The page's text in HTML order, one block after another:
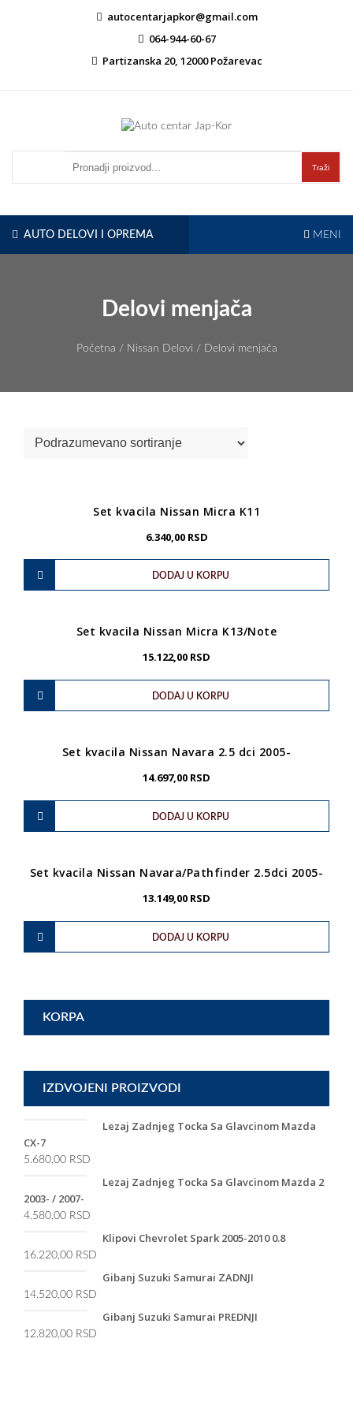
autocentarjapkor@gmail.com
064-944-60-67
Partizanska 20, 12000 Požarevac
Auto centar Jap-Kor
Traži
AUTO DELOVI I OPREMA MENI
Delovi menjača
Početna / Nissan Delovi / Delovi menjača
Set kvacila Nissan Micra K11
6.340,00 RSD
DODAJ U KORPU
Set kvacila Nissan Micra K13/Note
15.122,00 RSD
DODAJ U KORPU
Set kvacila Nissan Navara 2.5 dci 2005-
14.697,00 RSD
DODAJ U KORPU
Set kvacila Nissan Navara/Pathfinder 2.5dci 2005-
13.149,00 RSD
DODAJ U KORPU
KORPA
IZDVOJENI PROIZVODI
Lezaj Zadnjeg Tocka Sa Glavcinom Mazda
CX-7
5.680,00 RSD
Lezaj Zadnjeg Tocka Sa Glavcinom Mazda 2
2003- / 2007-
4.580,00 RSD
Klipovi Chevrolet Spark 2005-2010 0.8
16.220,00 RSD
Gibanj Suzuki Samurai ZADNJI
14.520,00 RSD
Gibanj Suzuki Samurai PREDNJI
12.820,00 RSD